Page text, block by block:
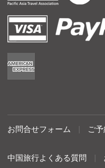
お問合せフォーム ご
中国旅行よくある質問